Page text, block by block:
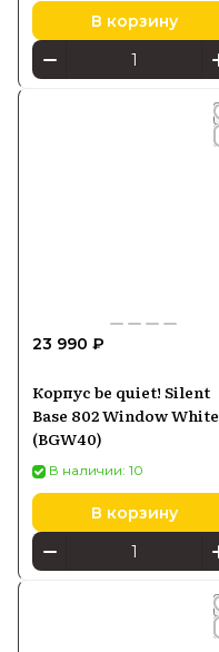
В корзину
23 990 ₽
Корпус be quiet! Silent
Base 802 Window White
(BGW40)
В наличии: 10
В корзину